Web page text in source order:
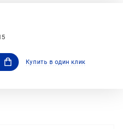
Купить в один клик